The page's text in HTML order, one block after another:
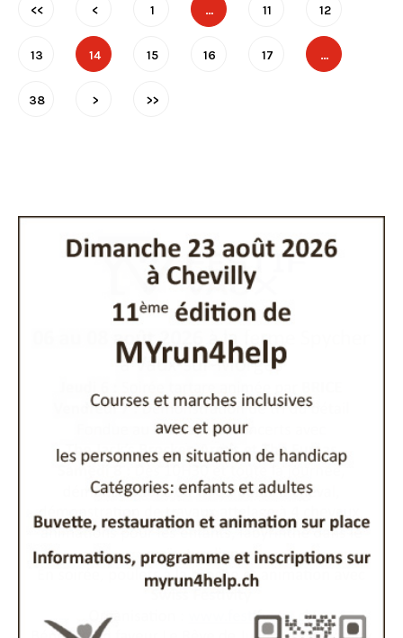
<< < 1 … 11 12
13 14 15 16 17 …
38 > >>